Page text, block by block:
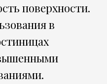
поверхности.
в